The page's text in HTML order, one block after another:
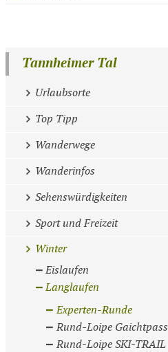
Tannheimer Tal
Urlaubsorte
Top Tipp
Wanderwege
Wanderinfos
Sehenswürdigkeiten
Sport und Freizeit
Winter
Eislaufen
Langlaufen
Experten-Runde
Rund-Loipe Gaichtpass
Rund-Loipe SKI-TRAIL